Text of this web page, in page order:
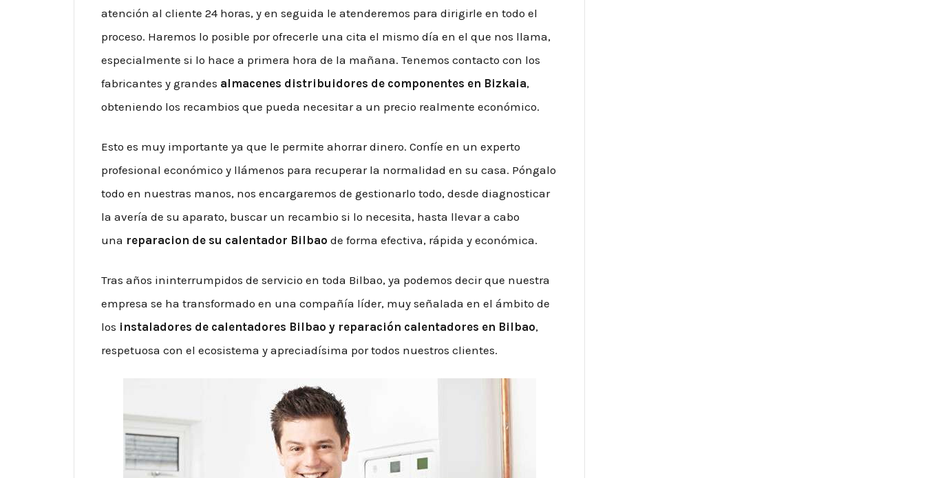
atención al cliente 24 horas, y en seguida le atenderemos para dirigirle en todo el
proceso. Haremos lo posible por ofrecerle una cita el mismo día en el que nos llama,
especialmente si lo hace a primera hora de la mañana. Tenemos contacto con los
fabricantes y grandes almacenes distribuidores de componentes en Bizkaia,
obteniendo los recambios que pueda necesitar a un precio realmente económico.
Esto es muy importante ya que le permite ahorrar dinero. Confíe en un experto
profesional económico y llámenos para recuperar la normalidad en su casa. Póngalo
todo en nuestras manos, nos encargaremos de gestionarlo todo, desde diagnosticar
la avería de su aparato, buscar un recambio si lo necesita, hasta llevar a cabo
una reparacion de su calentador Bilbao de forma efectiva, rápida y económica.
Tras años ininterrumpidos de servicio en toda Bilbao, ya podemos decir que nuestra
empresa se ha transformado en una compañía líder, muy señalada en el ámbito de
los instaladores de calentadores Bilbao y reparación calentadores en Bilbao,
respetuosa con el ecosistema y apreciadísima por todos nuestros clientes.